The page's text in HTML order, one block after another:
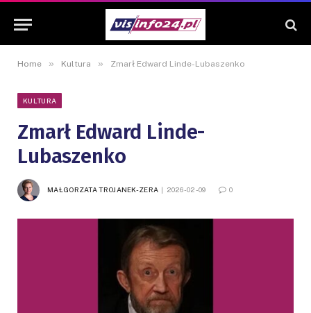
Home » Kultura » Zmarł Edward Linde-Lubaszenko
KULTURA
Zmarł Edward Linde-
Lubaszenko
MAŁGORZATA TROJANEK-ZERA 2026-02-09 0